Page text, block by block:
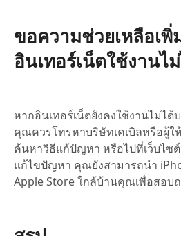
ขอความช่วยเหลือเพิ่
อินเทอร์เน็ตใช้งานไ
หากอินเทอร์เน็ตยังคงใช้งานไม่ได้
คุณควรโทรหาบริษัทเคเบิลหรือผู้ใ
ค้นหาวิธีแก้ปัญหา หรือไปที่เว็บไซ
แก้ไขปัญหา คุณยังสามารถนำ
Apple Store ใกล้บ้านคุณเพื่อสอบ